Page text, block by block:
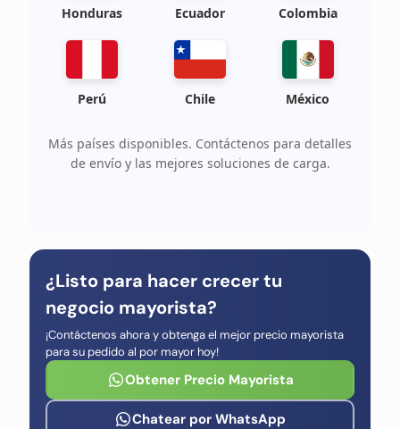
Honduras Ecuador Colombia
Perú Chile México
Más países disponibles. Contáctenos para detalles
de envío y las mejores soluciones de carga.
¿Listo para hacer crecer tu
negocio mayorista?
¡Contáctenos ahora y obtenga el mejor precio mayorista
para su pedido al por mayor hoy!
Obtener Precio Mayorista
Chatear por WhatsApp